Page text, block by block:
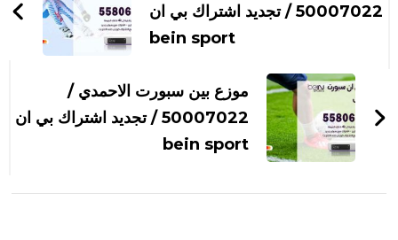
التدوينات50007022 / تجديد اشتراك بي ان
bein sport
موزع بين سبورت الاحمدي /
50007022 / تجديد اشتراك بي ان
bein sport